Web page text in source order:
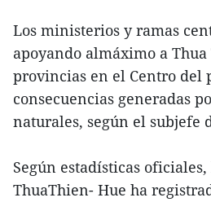
Los ministerios y ramas
apoyando almáximo a
provincias en el Centro del
consecuencias generadas
naturales, según el subjefe
Según estadísticas
ThuaThien- Hue ha